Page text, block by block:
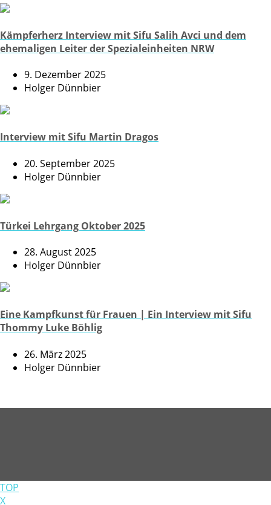
Kämpferherz Interview mit Sifu Salih Avci und dem
ehemaligen Leiter der Spezialeinheiten NRW
9. Dezember 2025
Holger Dünnbier
Interview mit Sifu Martin Dragos
20. September 2025
Holger Dünnbier
Türkei Lehrgang Oktober 2025
28. August 2025
Holger Dünnbier
Eine Kampfkunst für Frauen | Ein Interview mit Sifu
Thommy Luke Böhlig
26. März 2025
Holger Dünnbier
TOP
X